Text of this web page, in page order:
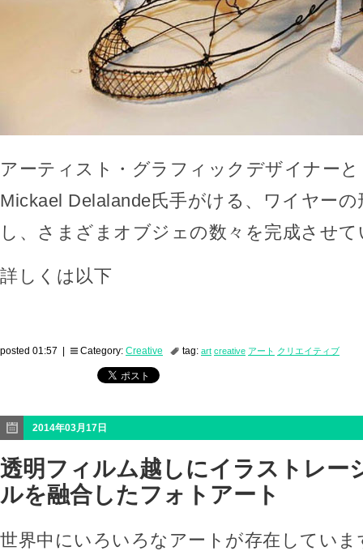
アーティスト・グラフィックデザイナー
Mickael Delalande氏手がける、ワイヤー
し、さまざまオブジェの数々を完成させ
詳しくは以下
posted 01:57 | Category: Creative tag: art creative アート クリエイティブ
2014年03月17日
透明フィルム越しにイラストレー
ルを融合したフォトアート
世界中にいろいろなアートが存在してい